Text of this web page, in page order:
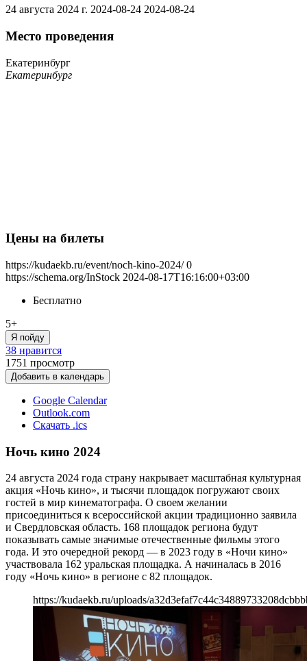
24 августа 2024 г. 2024-08-24 2024-08-24
Место проведения
Екатеринбург
Екатеринбург
Цены на билеты
https://kudaekb.ru/event/noch-kino-2024/ 0
https://schema.org/InStock 2024-08-17T16:16:00+03:00
Бесплатно
5+
Я пойду
38 нравится
1751 просмотр
Добавить в календарь
Google Calendar
Outlook.com
Скачать .ics
Ночь кино 2024
24 августа 2024 года страну накрывает масштабная культурная
акция «Ночь кино», и тысячи площадок погружают своих
гостей в мир кинематографа. О своем желании
присоединиться к всероссийской акции традиционно заявила
и Свердловская область. 168 площадок региона будут
показывать самые значимые отечественные фильмы этого
года. И это очередной рекорд — в 2023 году в «Ночи кино»
участвовала 162 уральская площадка. А начиналась в 2016
году «Ночь кино» в регионе с 82 площадок.
https://kudaekb.ru/uploads/